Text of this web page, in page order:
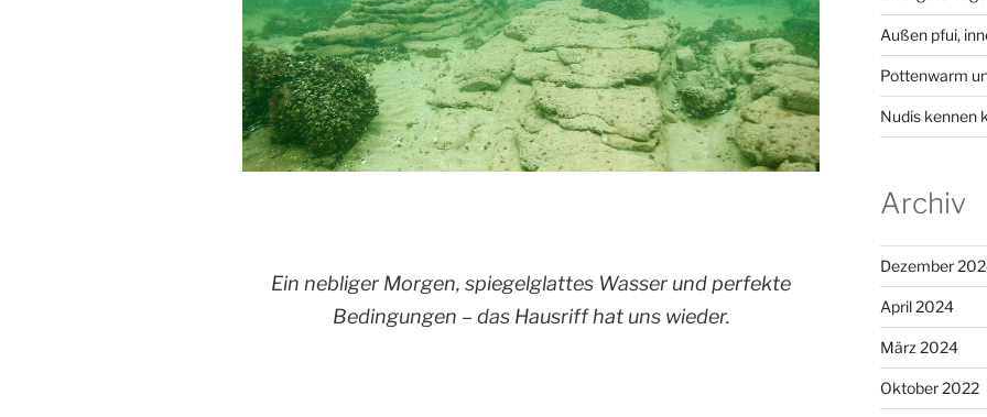
Ein nebliger Morgen, spiegelglattes Wasser und perfekte
Bedingungen – das Hausriff hat uns wieder.
Außen pfui,
Pottenwarm
Nudis kennen
Archiv
Dezember
April 2024
März 2024
Oktober 2022